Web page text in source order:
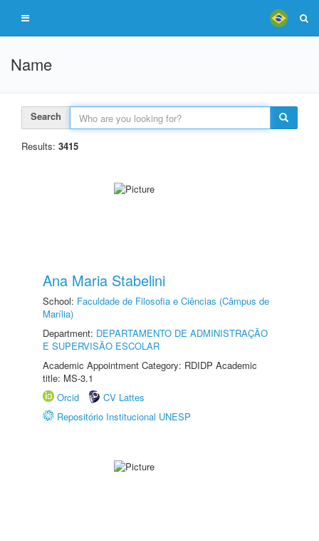
Name
Search
Results: 3415
Ana Maria Stabelini
School: Faculdade de Filosofia e Ciências (Câmpus de
Marília)
Department: DEPARTAMENTO DE ADMINISTRAÇÃO
E SUPERVISÃO ESCOLAR
Academic Appointment Category: RDIDP Academic
title: MS-3.1
Orcid
CV Lattes
Repositório Institucional UNESP